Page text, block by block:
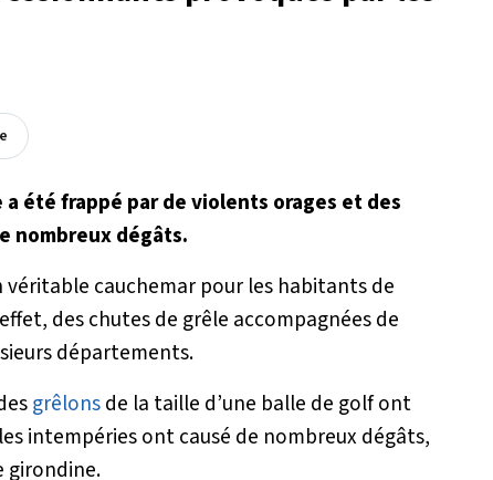
été frappé par de violents orages et des
nombreux dégâts.
véritable cauchemar pour les habitants de
des chutes de grêle accompagnées de
départements.
grêlonsde la taille d’une balle de golf ont
intempéries ont causé de nombreux dégâts,
girondine.